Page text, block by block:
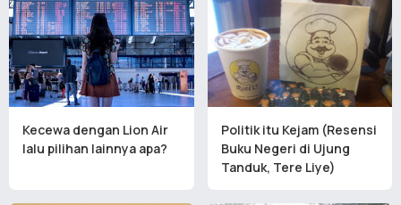
Kecewa dengan Lion Air
lalu pilihan lainnya apa?
Politik itu Kejam (Resensi
Buku Negeri di Ujung
Tanduk, Tere Liye)